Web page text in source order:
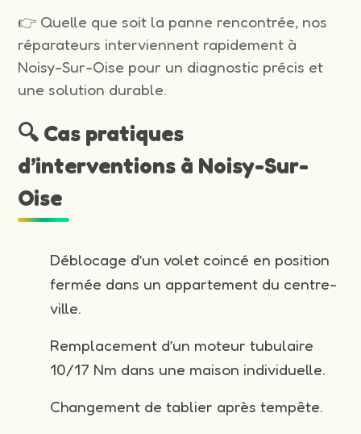
👉 Quelle que soit la panne rencontrée, nos
réparateurs interviennent rapidement à
Noisy-Sur-Oise pour un diagnostic précis et
une solution durable.
🔍 Cas pratiques
d’interventions à Noisy-Sur-
Oise
Déblocage d’un volet coincé en position
fermée dans un appartement du centre-
ville.
Remplacement d’un moteur tubulaire
10/17 Nm dans une maison individuelle.
Changement de tablier après tempête.